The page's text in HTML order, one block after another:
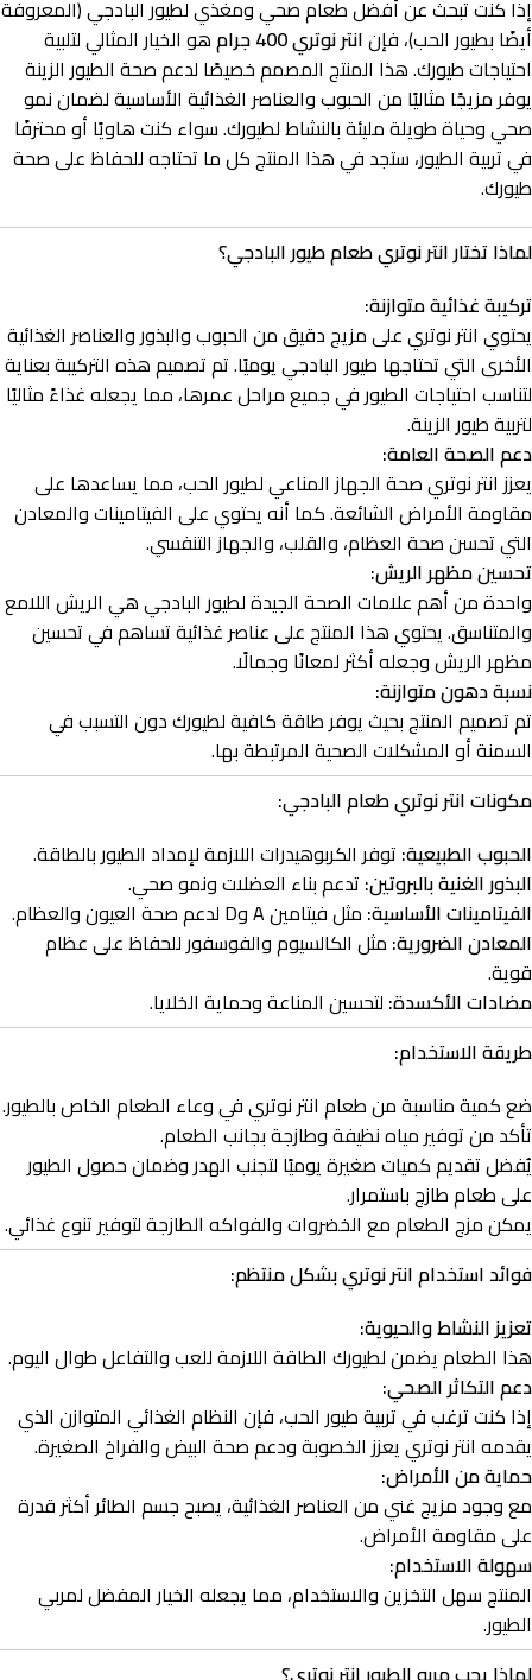
إذا كنت تبحث عن أفضل طعام صحي ومغذي لطيور البادجي (المعروفة
أيضًا بطيور الحب)، فإنانتر نوتري 400 جرام
هو الخيار المثالي لتلبية
احتياجات طيورك. هذا المنتج المصمم خصيصًا لدعم صحة الطيور الزينة
يوفر مزيجًا مثاليًا من الحبوب والعناصر الغذائية الأساسية لضمان نمو
صحي وحياة طويلة مليئة بالنشاط لطيورك. سواء كنت هاويًا أو محترفًا
في تربية الطيور، ستجد في هذا المنتج كل ما تحتاجه للحفاظ على صحة
طيورك.
لماذا تختار انتر نوتري طعام طيور البادجي؟
تركيبة غذائية متوازنة:
يحتوي انتر نوتري على مزيج دقيق من الحبوب والبذور والعناصر الغذائية
الأخرى التي تحتاجها طيور البادجي يوميًا. تم تصميم هذه التركيبة بعناية
لتناسب احتياجات الطيور في جميع مراحل عمرها، مما يجعله غذاءً مثاليًا
لتربية طيور الزينة.
دعم الصحة العامة:
يعزز انتر نوتري صحة الجهاز المناعي لطيور الحب، مما يساعدها على
مقاومة الأمراض الشائعة. كما أنه يحتوي على الفيتامينات والمعادن
التي تحسن صحة العظام، والقلب، والجهاز التنفسي.
تحسين مظهر الريش:
واحدة من أهم علامات الصحة الجيدة لطيور البادجي هي الريش اللامع
والمتناسق. يحتوي هذا المنتج على عناصر غذائية تساهم في تحسين
مظهر الريش وجعله أكثر لمعانًا وجمالًا.
نسبة دهون متوازنة:
تم تصميم المنتج بحيث يوفر طاقة كافية لطيورك دون التسبب في
السمنة أو المشكلات الصحية المرتبطة بها.
مكونات انتر نوتري طعام البادجي:
الحبوب الطبيعية: توفر الكربوهيدرات اللازمة لإمداد الطيور بالطاقة.
البذور الغنية بالبروتين: تدعم بناء العضلات ونمو صحي.
الفيتامينات الأساسية: مثل فيتامين A وD لدعم صحة العيون والعظام.
المعادن الضرورية: مثل الكالسيوم والفوسفور للحفاظ على عظام
قوية.
مضادات الأكسدة: لتحسين المناعة وحماية الخلايا.
طريقة الاستخدام:
ضع كمية مناسبة من طعام انتر نوتري في وعاء الطعام الخاص بالطيور.
تأكد من توفير مياه نظيفة وطازجة بجانب الطعام.
يُفضل تقديم كميات صغيرة يوميًا لتجنب الهدر وضمان حصول الطيور
على طعام طازج باستمرار.
يمكن مزج الطعام مع الخضروات والفواكه الطازجة لتوفير تنوع غذائي.
فوائد استخدام انتر نوتري بشكل منتظم:
تعزيز النشاط والحيوية:
هذا الطعام يضمن لطيورك الطاقة اللازمة للعب والتفاعل طوال اليوم.
دعم التكاثر الصحي:
إذا كنت ترغب في تربية طيور الحب، فإن النظام الغذائي المتوازن الذي
يقدمه انتر نوتري يعزز الخصوبة ودعم صحة البيض والفراخ الصغيرة.
حماية من الأمراض:
مع وجود مزيج غني من العناصر الغذائية، يصبح جسم الطائر أكثر قدرة
على مقاومة الأمراض.
سهولة الاستخدام:
المنتج سهل التخزين والاستخدام، مما يجعله الخيار المفضل لمربي
الطيور.